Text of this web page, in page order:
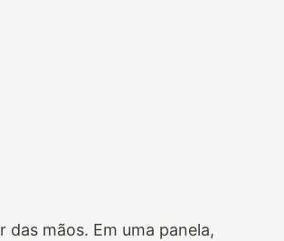
das mãos. Em uma panela,